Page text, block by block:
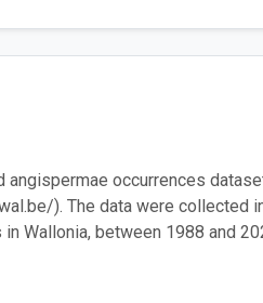
angispermae occurrences
). The data were collected
Wallonia, between 1988 and